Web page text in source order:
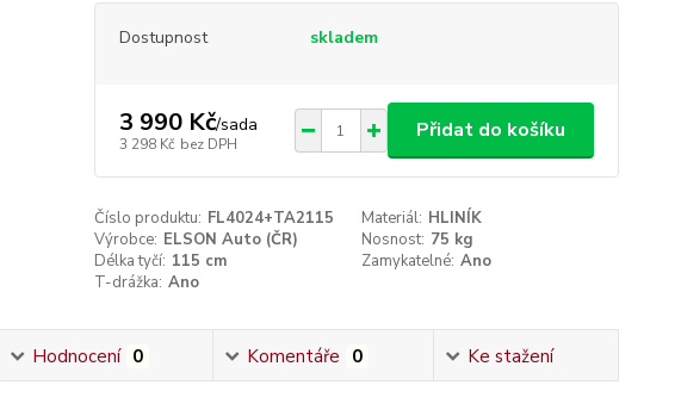
Dostupnost skladem
3 990 Kč/sada
3 298 Kč bez DPH
Přidat do košíku
Číslo produktu: FL4024+TA2115 Materiál: HLINÍK
Výrobce: ELSON Auto (ČR) Nosnost: 75 kg
Délka tyčí: 115 cm Zamykatelné: Ano
T-drážka: Ano
Hodnocení 0 Komentáře 0 Ke stažení